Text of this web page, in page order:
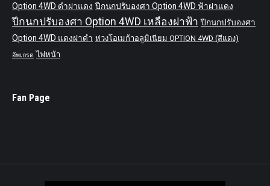
Option 4WD ดำฝาแดง ปีกนกปรับองศา Option 4WD ฟ้าฝาแดง
ปีกนกปรับองศา Option 4WD เหลืองฝาฟ้า ปีกนกปรับองศา
Option 4WD แดงฝาดำ ห่วงโอเมก้าอลูมิเนียม OPTION 4WD (สีแดง)
อัพเกรด ไฟหน้า
Fan Page